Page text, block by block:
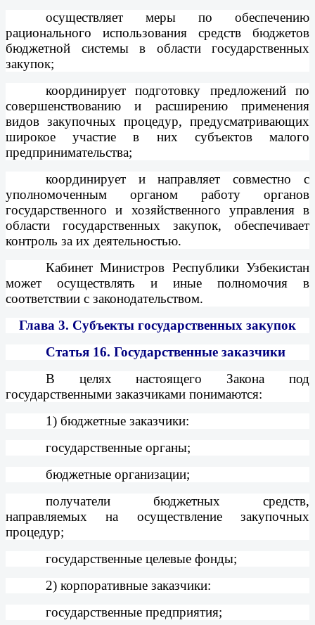
осуществляет меры по обеспечению
рационального использования средств бюджетов
бюджетной системы в области государственных
закупок;
координирует подготовку предложений по
совершенствованию и расширению применения
видов закупочных процедур, предусматривающих
широкое участие в них субъектов малого
предпринимательства;
координирует и направляет совместно с
уполномоченным органом работу органов
государственного и хозяйственного управления в
области государственных закупок, обеспечивает
контроль за их деятельностью.
Кабинет Министров Республики Узбекистан
может осуществлять и иные полномочия в
соответствии с законодательством.
Глава 3. Субъекты государственных закупок
Статья 16. Государственные заказчики
В целях настоящего Закона под
государственными заказчиками понимаются:
1) бюджетные заказчики:
государственные органы;
бюджетные организации;
получатели бюджетных средств,
направляемых на осуществление закупочных
процедур;
государственные целевые фонды;
2) корпоративные заказчики:
государственные предприятия;